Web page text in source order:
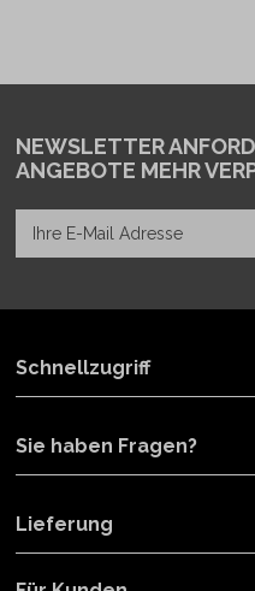
NEWSLETTER
ANGEBOTE MEHR
Schnellzugriff
Sie haben Fragen?
Lieferung